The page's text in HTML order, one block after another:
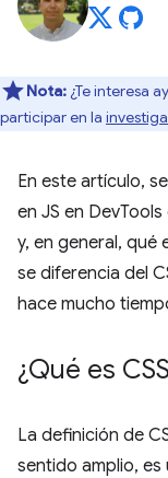
Nota: ¿Te interesa
participar en la
En este artículo,
en JS en
y, en general, qué
se diferencia del
hace mucho
¿Qué es
La definición de
sentido amplio,